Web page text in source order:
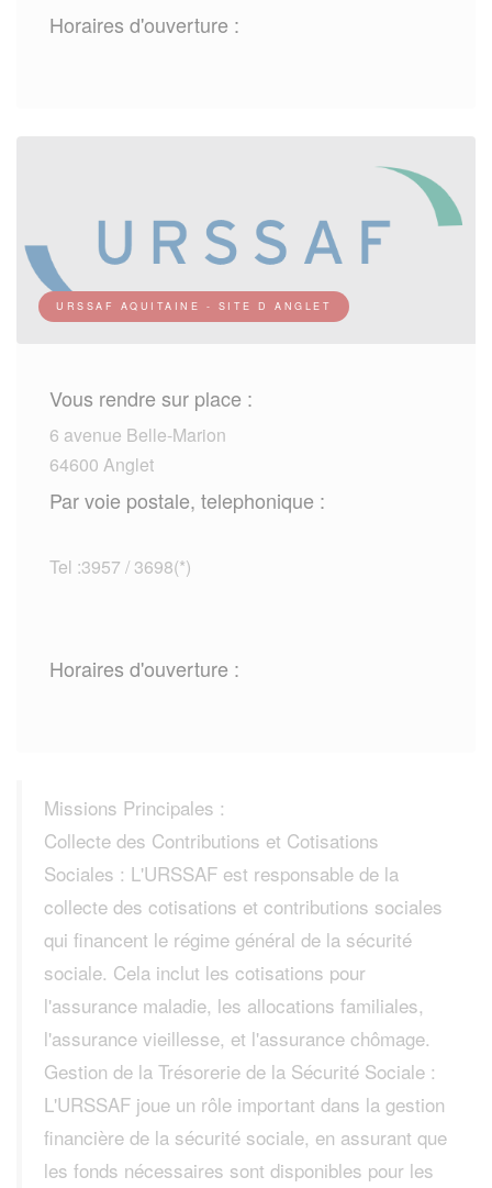
Horaires d'ouverture :
URSSAF AQUITAINE - SITE D ANGLET
Vous rendre sur place :
6 avenue Belle-Marion
64600 Anglet
Par voie postale, telephonique :
Tel :3957 / 3698(*)
Horaires d'ouverture :
Missions Principales :
Collecte des Contributions et Cotisations
Sociales : L'URSSAF est responsable de la
collecte des cotisations et contributions sociales
qui financent le régime général de la sécurité
sociale. Cela inclut les cotisations pour
l'assurance maladie, les allocations familiales,
l'assurance vieillesse, et l'assurance chômage.
Gestion de la Trésorerie de la Sécurité Sociale :
L'URSSAF joue un rôle important dans la gestion
financière de la sécurité sociale, en assurant que
les fonds nécessaires sont disponibles pour les